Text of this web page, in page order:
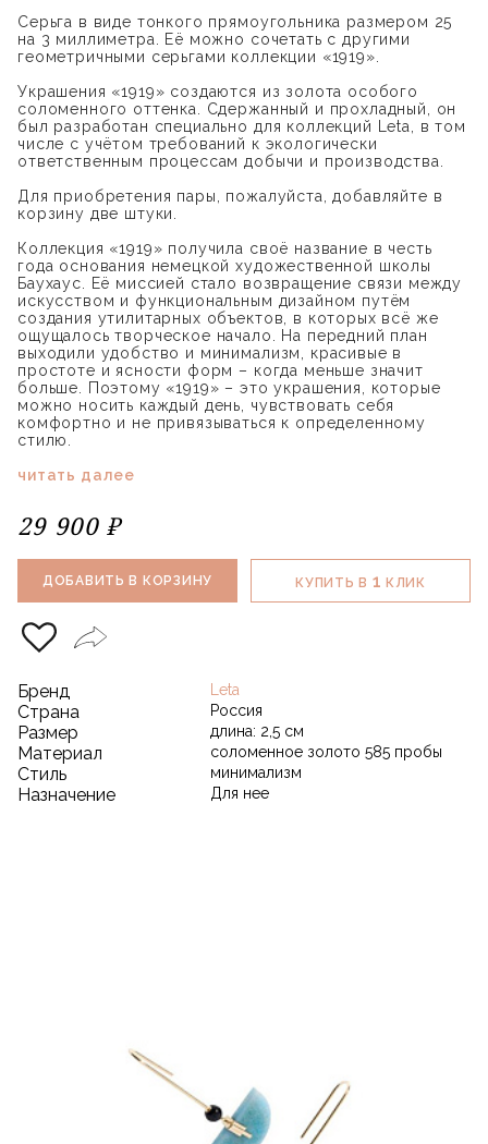
Серьга в виде тонкого прямоугольника размером 25
на 3 миллиметра. Её можно сочетать с другими
геометричными серьгами коллекции «1919».
Украшения «1919» создаются из золота особого
соломенного оттенка. Сдержанный и прохладный, он
был разработан специально для коллекций Leta, в том
числе с учётом требований к экологически
ответственным процессам добычи и производства.
Для приобретения пары, пожалуйста, добавляйте в
корзину две штуки.
Коллекция «1919» получила своё название в честь
года основания немецкой художественной школы
Баухаус. Её миссией стало возвращение связи между
искусством и функциональным дизайном путём
создания утилитарных объектов, в которых всё же
ощущалось творческое начало. На передний план
выходили удобство и минимализм, красивые в
простоте и ясности форм – когда меньше значит
больше. Поэтому «1919» – это украшения, которые
можно носить каждый день, чувствовать себя
комфортно и не привязываться к определенному
стилю.
читать далее
29 900 ₽
ДОБАВИТЬ В КОРЗИНУ КУПИТЬ В 1 КЛИК
Бренд Leta
Страна Россия
Размер длина: 2,5 см
Материал соломенное золото 585 пробы
Стиль минимализм
Назначение Для нее